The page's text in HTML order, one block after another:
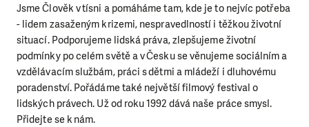
Jsme Člověk v tísni a pomáháme tam, kde je to nejvíc potřeba
- lidem zasaženým krizemi, nespravedlností i těžkou životní
situací. Podporujeme lidská práva, zlepšujeme životní
podmínky po celém světě a v Česku se věnujeme sociálním a
vzdělávacím službám, práci s dětmi a mládeží i dluhovému
poradenství. Pořádáme také největší filmový festival o
lidských právech. Už od roku 1992 dává naše práce smysl.
Přidejte se k nám.